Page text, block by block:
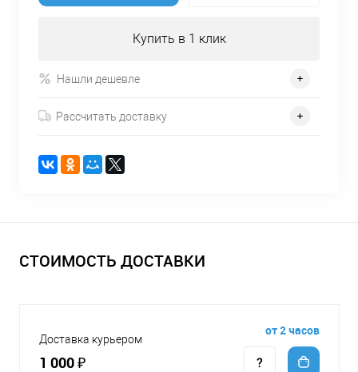
Купить в 1 клик
Нашли дешевле
Рассчитать доставку
СТОИМОСТЬ ДОСТАВКИ
Доставка курьером
1 000 ₽
от 2 часов